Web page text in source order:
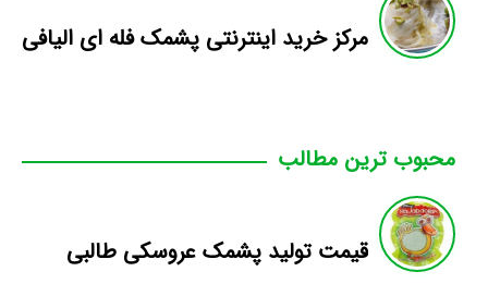
مرکز خرید اینترنتی پشمک فله ای الیافی
محبوب ترین مطالب
قیمت تولید پشمک عروسکی طالبی